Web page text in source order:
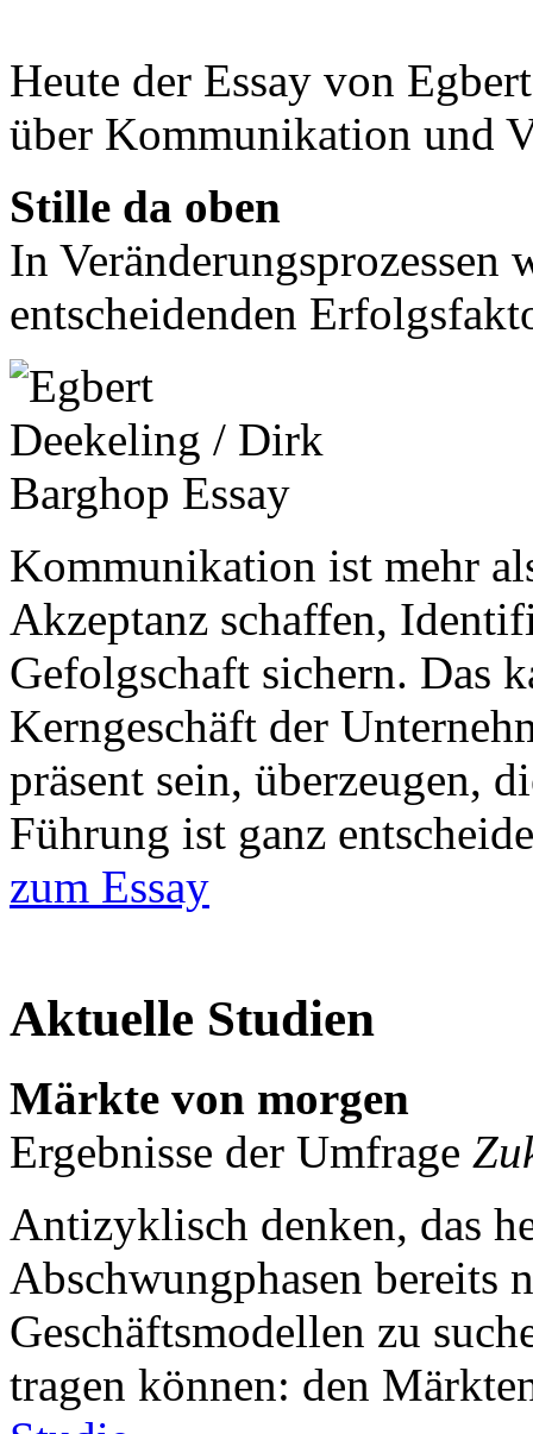
Heute der Essay von
über Kommunikation und
Stille da oben
In
entscheidenden
Kommunikation ist mehr
Akzeptanz schaffen,
Gefolgschaft sichern. Das
Kerngeschäft der
präsent sein, überzeugen,
Führung ist ganz
zum Essay
Aktuelle Studien
Märkte von morgen
Ergebnisse der Umfrage
Antizyklisch denken, das
Abschwungphasen bereits
Geschäftsmodellen zu
tragen können: den